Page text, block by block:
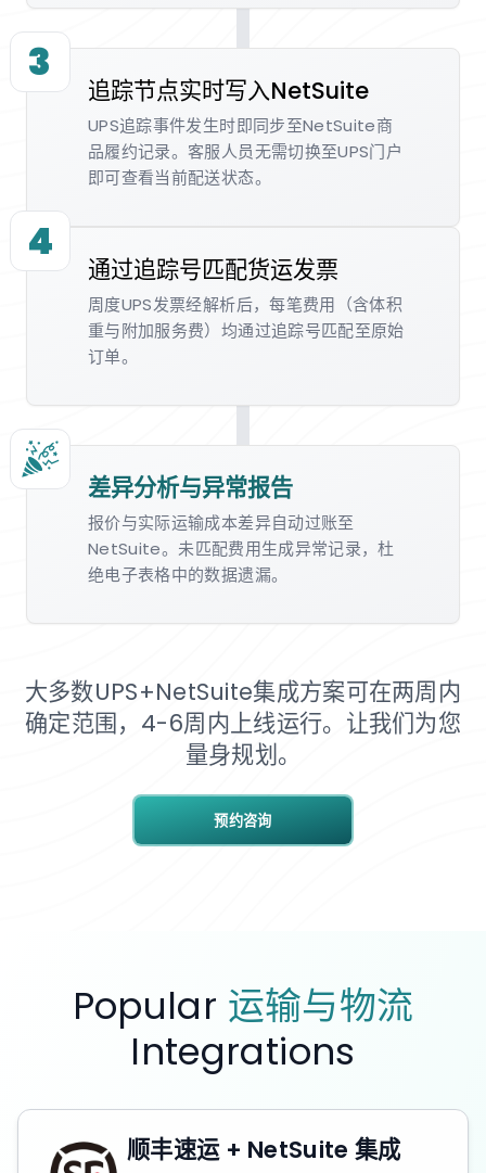
3
追踪节点实时写入NetSuite
UPS追踪事件发生时即同步至NetSuite商
品履约记录。客服人员无需切换至UPS门户
即可查看当前配送状态。
4
通过追踪号匹配货运发票
周度UPS发票经解析后，每笔费用（含体积
重与附加服务费）均通过追踪号匹配至原始
订单。
差异分析与异常报告
报价与实际运输成本差异自动过账至
NetSuite。未匹配费用生成异常记录，杜
绝电子表格中的数据遗漏。
预约咨询
大多数UPS+NetSuite集成方案可在两周内
确定范围，4-6周内上线运行。让我们为您
量身规划。
Popular 运输与物流
Integrations
顺丰速运 + NetSuite 集成